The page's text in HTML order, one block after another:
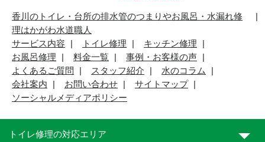
香川のトイレ・台所の排水管のつまりやお風呂・水漏れ修
理はかがわ水道職人
サービス内容
トイレ修理
キッチン修理
お風呂修理
料金一覧
事例・お客様の声
よくあるご質問
スタッフ紹介
水のコラム
会社案内
お問い合わせ
サイトマップ
ソーシャルメディアポリシー
トイレ修理の対応エリア